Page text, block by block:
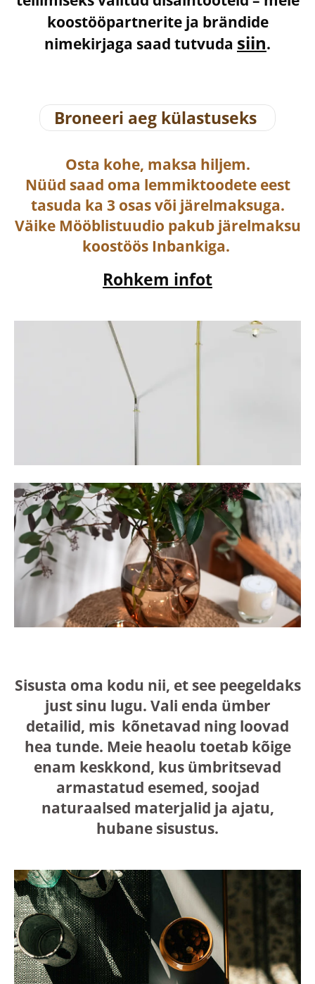
koostööpartnerite ja brändide
nimekirjaga saad tutvuda siin.
Broneeri aeg külastuseks
Osta kohe, maksa hiljem.
Nüüd saad oma lemmiktoodete eest
tasuda ka 3 osas või järelmaksuga.
Väike Mööblistuudio pakub järelmaksu
koostöös Inbankiga.
Rohkem infot
Sisusta oma kodu nii, et see peegeldaks
just sinu lugu. Vali enda ümber
detailid, mis kõnetavad ning loovad
hea tunde. Meie heaolu toetab kõige
enam keskkond, kus ümbritsevad
armastatud esemed, soojad
naturaalsed materjalid ja ajatu,
hubane sisustus.